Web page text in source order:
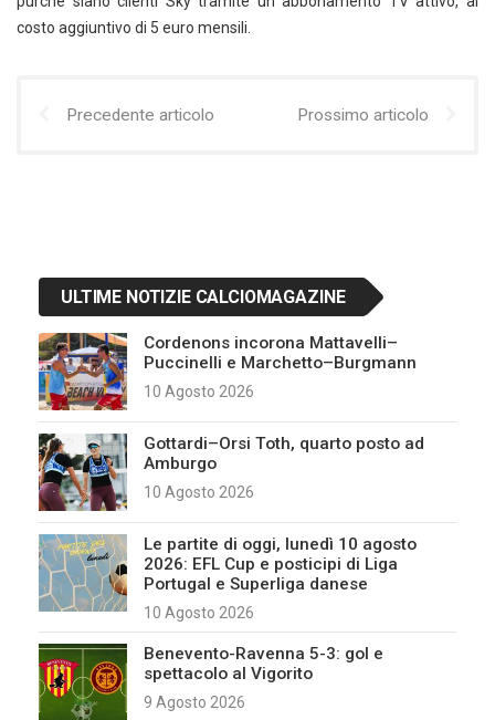
costo aggiuntivo di 5 euro mensili.
Precedente articolo Prossimo articolo
ULTIME NOTIZIE CALCIOMAGAZINE
Cordenons incorona Mattavelli–
Puccinelli e Marchetto–Burgmann
10 Agosto 2026
Gottardi–Orsi Toth, quarto posto ad
Amburgo
10 Agosto 2026
Le partite di oggi, lunedì 10 agosto
2026: EFL Cup e posticipi di Liga
Portugal e Superliga danese
10 Agosto 2026
Benevento-Ravenna 5-3: gol e
spettacolo al Vigorito
9 Agosto 2026